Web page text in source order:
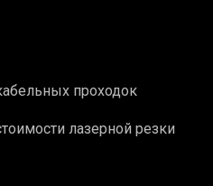
проходок
лазерной резки